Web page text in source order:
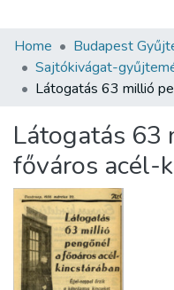
Communities &
All of DSpace
About us
Home Budapest
Sajtókivágat-
Látogatás 63
főváros acél-